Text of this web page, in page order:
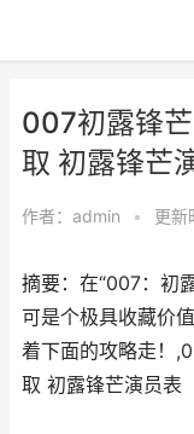
007初露锋
取 初露锋芒
作者： admin • 更
摘要：在“007：初
可是个极具收藏价
着下面的攻略走！
取 初露锋芒演员表